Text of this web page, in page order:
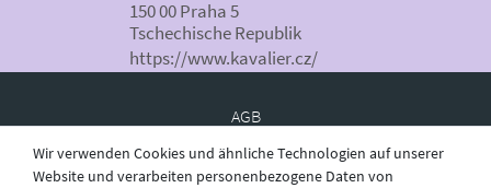
150 00 Praha 5
Tschechische Republik
https://www.kavalier.cz/
AGB
Wir verwenden Cookies und ähnliche Technologien auf unserer
Website und verarbeiten personenbezogene Daten von